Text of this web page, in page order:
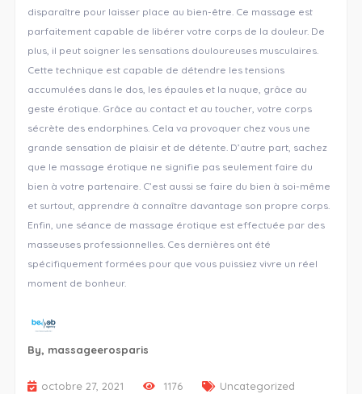
disparaître pour laisser place au bien-être. Ce massage est
parfaitement capable de libérer votre corps de la douleur. De
plus, il peut soigner les sensations douloureuses musculaires.
Cette technique est capable de détendre les tensions
accumulées dans le dos, les épaules et la nuque, grâce au
geste érotique. Grâce au contact et au toucher, votre corps
sécrète des endorphines. Cela va provoquer chez vous une
grande sensation de plaisir et de détente. D’autre part, sachez
que le massage érotique ne signifie pas seulement faire du
bien à votre partenaire. C’est aussi se faire du bien à soi-même
et surtout, apprendre à connaître davantage son propre corps.
Enfin, une séance de massage érotique est effectuée par des
masseuses professionnelles. Ces dernières ont été
spécifiquement formées pour que vous puissiez vivre un réel
moment de bonheur.
By, massageerosparis
octobre 27, 2021 1176
Uncategorized